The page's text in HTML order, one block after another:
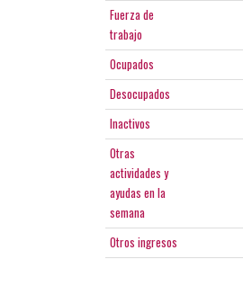
Fuerza de
trabajo
Ocupados
Desocupados
Inactivos
Otras
actividades y
ayudas en la
semana
Otros ingresos